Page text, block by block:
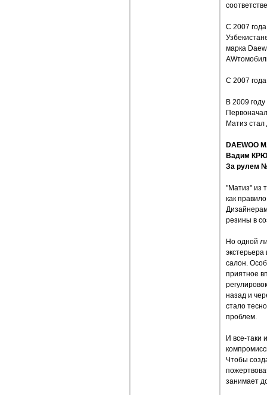
С 2007
марка
С 2007
В 2009
Матиз стал
DAEWOO
Вадим
За рулем
"Матиз" из
как
резины в
Но одной
салон.
приятное
назад и
стало
проблем.
И все-таки
Чтобы
занимает